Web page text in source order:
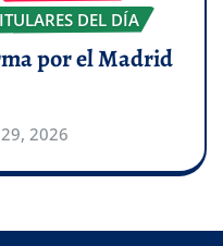
DEL DÍA
por el Madrid
29, 2026